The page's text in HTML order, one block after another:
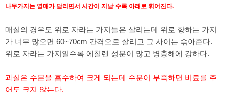
나무가지는 열매가 달리면서 시간이 지날 수록 아래로 휘어진다.
매실의 경우도 위로 자라는 가지들은 살리는데 위로 향하는 가지
가 너무 많으면 60~70cm 간격으로 살리고 그 사이는 솎아준다.
위로 자라는 가지일수록 에칠렌 성분이 많고 병충해에 강하다.
과실은 수분을 흡수하여 크게 되는데 수분이 부족하면 비료를 주
어도 크지 않는다.